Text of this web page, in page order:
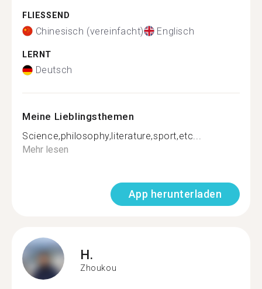
FLIESSEND
Chinesisch (vereinfacht) Englisch
LERNT
Deutsch
Meine Lieblingsthemen
Science,philosophy,literature,sport,etc...
Mehr lesen
App herunterladen
H.
Zhoukou